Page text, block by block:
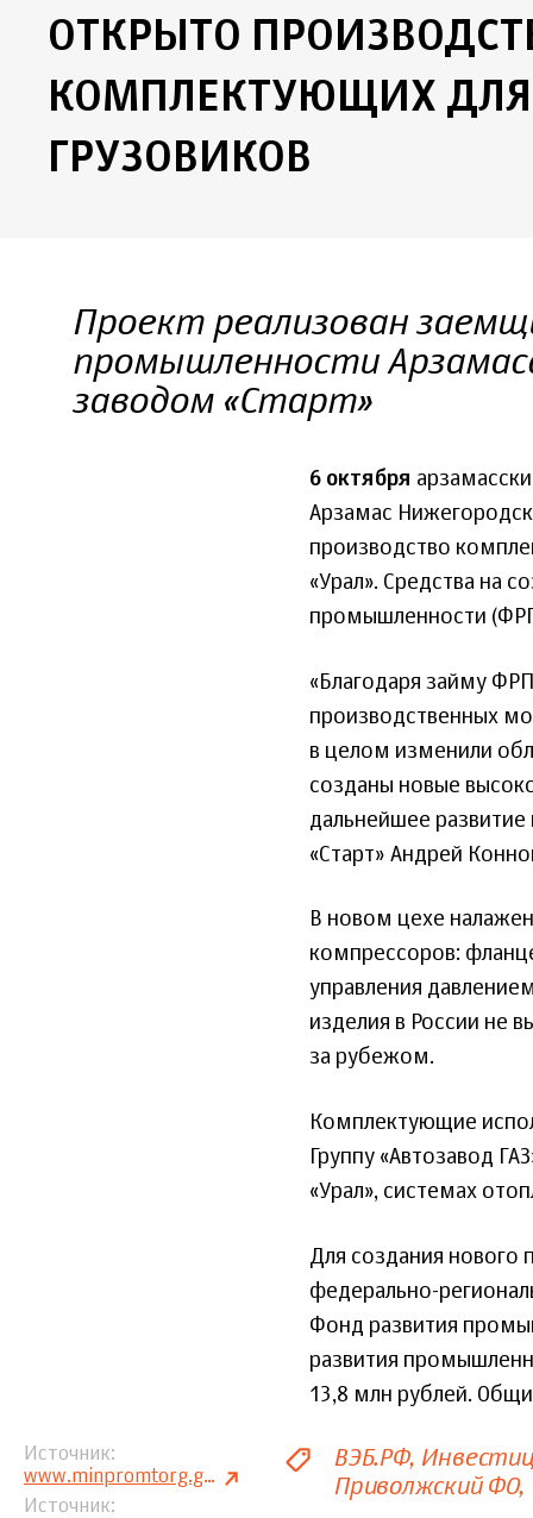
ОТКРЫТО
КОМПЛЕКТУЮЩИХ ДЛЯ
ГРУЗОВИКОВ
Проект реализован
промышленности
заводом «Старт»
6 октября
Арзамас
производство
«Урал». Средства на
промышленности
«Благодаря займу
производственных
в целом изменили
созданы новые
дальнейшее развитие
«Старт» Андрей
В новом цехе
компрессоров:
управления
изделия в России не
за рубежом.
Комплектующие
Группу «Автозавод
«Урал», системах
Для создания нового
федерально-
Фонд развития
развития
13,8 млн рублей.
Источник
www.minpromtorg.gov.ru
Источник
ВЭБ.РФ
Приволжский ФО